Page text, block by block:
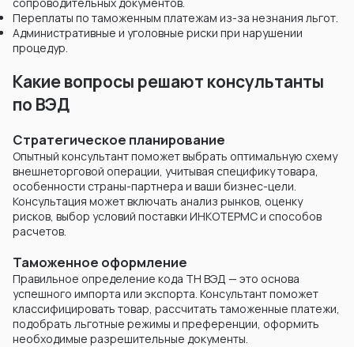
Переплаты по таможенным платежам из-за незнания льгот.
Административные и уголовные риски при нарушении
процедур.
Какие вопросы решают консультанты
по ВЭД
Стратегическое планирование
Опытный консультант поможет выбрать оптимальную схему
внешнеторговой операции, учитывая специфику товара,
особенности страны-партнера и ваши бизнес-цели.
Консультация может включать анализ рынков, оценку
рисков, выбор условий поставки ИНКОТЕРМС и способов
расчетов.
Таможенное оформление
Правильное определение кода ТН ВЭД — это основа
успешного импорта или экспорта. Консультант поможет
классифицировать товар, рассчитать таможенные платежи,
подобрать льготные режимы и преференции, оформить
необходимые разрешительные документы.